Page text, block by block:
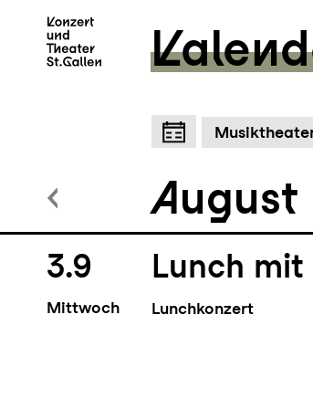
Zum Hauptinhalt
August
3.9
Mittwoch
Lunch mit
Lunchkonzert